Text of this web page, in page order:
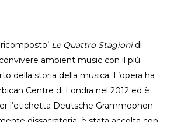
Le Quattro Stagionidi
ambient music con il più
della storia della musica. L’opera ha
Centre di Londra nel 2012 ed è
l’etichetta Deutsche Grammophon.